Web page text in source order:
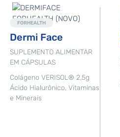
Destaque
FORHEALTH
Dermi Face
SUPLEMENTO ALIMENTAR
EM CÁPSULAS
Colágeno VERISOL® 2,5g
Ácido Hialurônico, Vitaminas
e Minerais